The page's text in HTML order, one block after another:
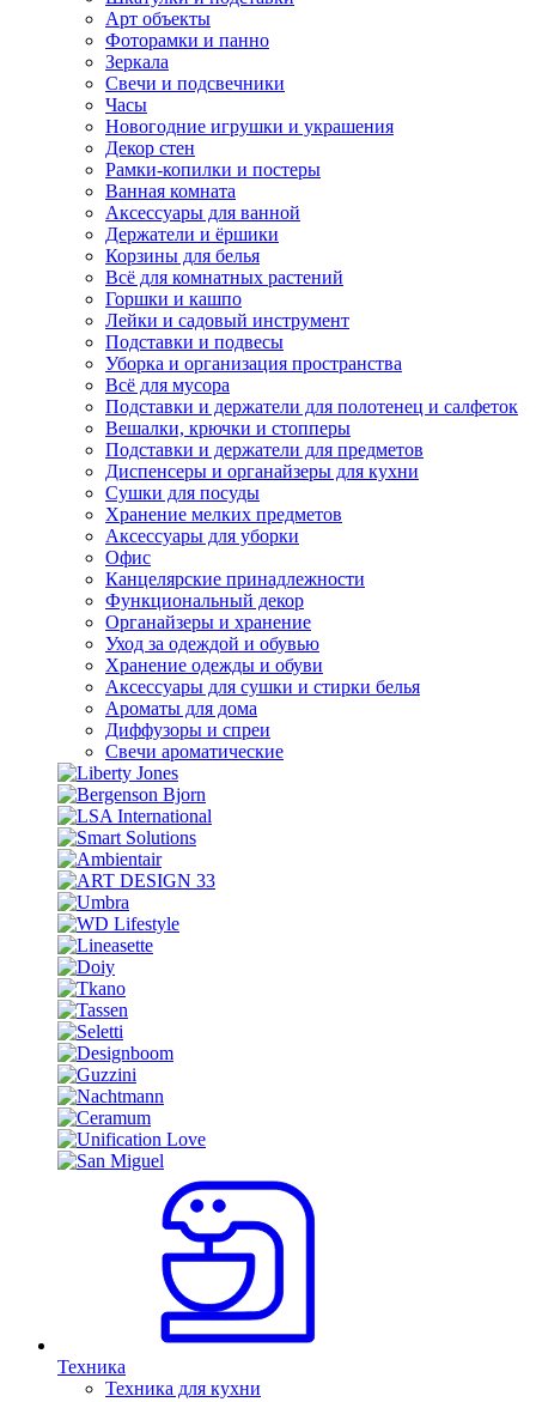
Арт объекты
Фоторамки и панно
Зеркала
Свечи и подсвечники
Часы
Новогодние игрушки и украшения
Декор стен
Рамки-копилки и постеры
Ванная комната
Аксессуары для ванной
Держатели и ёршики
Корзины для белья
Всё для комнатных растений
Горшки и кашпо
Лейки и садовый инструмент
Подставки и подвесы
Уборка и организация пространства
Всё для мусора
Подставки и держатели для полотенец и салфеток
Вешалки, крючки и стопперы
Подставки и держатели для предметов
Диспенсеры и органайзеры для кухни
Сушки для посуды
Хранение мелких предметов
Аксессуары для уборки
Офис
Канцелярские принадлежности
Функциональный декор
Органайзеры и хранение
Уход за одеждой и обувью
Хранение одежды и обуви
Аксессуары для сушки и стирки белья
Ароматы для дома
Диффузоры и спреи
Свечи ароматические
Техника
Техника для кухни